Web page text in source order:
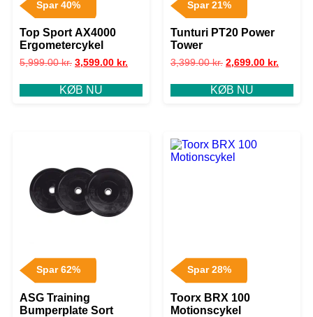
Spar 40%
Top Sport AX4000
Ergometercykel
5,999.00kr. 3,599.00 kr.
KØB NU
Spar 21%
Tunturi PT20 Power
Tower
3,399.00kr. 2,699.00 kr.
KØB NU
Spar 62%
ASG Training
Bumperplate Sort
Spar 28%
Toorx BRX 100
Motionscykel